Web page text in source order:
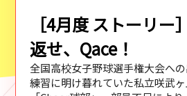
［4月度 ストーリー
返せ、Qace！
全国高校女子野球選手権大会へ
練習に明け暮れていた私立咲武